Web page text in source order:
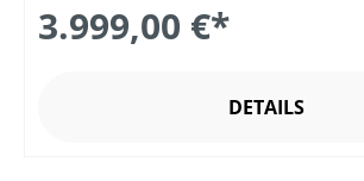
3.999,00 €*
DETAILS